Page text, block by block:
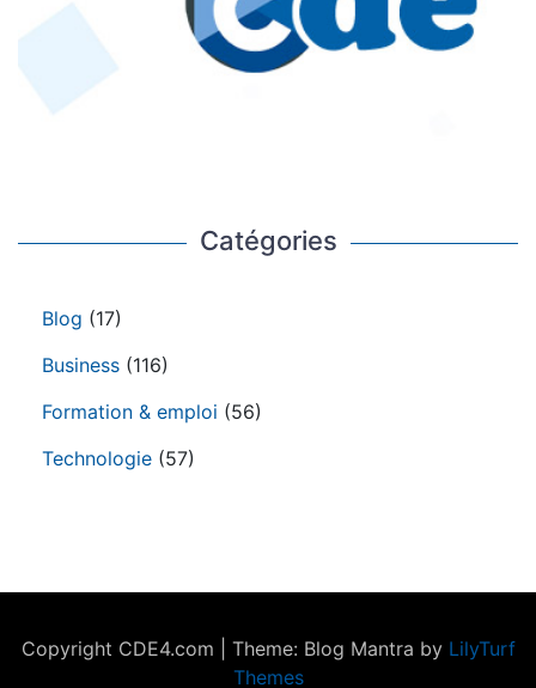
Catégories
Blog (17)
Business (116)
Formation & emploi (56)
Technologie (57)
Copyright CDE4.com Theme: Blog Mantra by LilyTurf
Themes